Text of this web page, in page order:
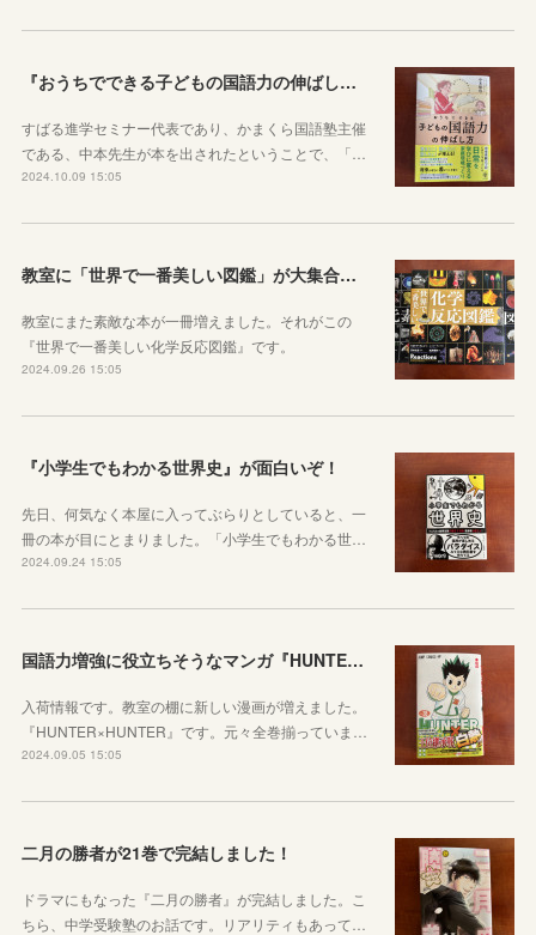
『おうちでできる子どもの国語力の伸ばし方』が一家に一冊あると良い理由
すばる進学セミナー代表であり、かまくら国語塾主催
である、中本先生が本を出されたということで、「…
2024.10.09 15:05
教室に「世界で一番美しい図鑑」が大集合！図鑑から世界を知ろう！
教室にまた素敵な本が一冊増えました。それがこの
『世界で一番美しい化学反応図鑑』です。
2024.09.26 15:05
『小学生でもわかる世界史』が面白いぞ！
先日、何気なく本屋に入ってぶらりとしていると、一
冊の本が目にとまりました。「小学生でもわかる世…
2024.09.24 15:05
国語力増強に役立ちそうなマンガ『HUNTER×HUNTER』
入荷情報です。教室の棚に新しい漫画が増えました。
『HUNTER×HUNTER』です。元々全巻揃っていま…
2024.09.05 15:05
二月の勝者が21巻で完結しました！
ドラマにもなった『二月の勝者』が完結しました。こ
ちら、中学受験塾のお話です。リアリティもあって…